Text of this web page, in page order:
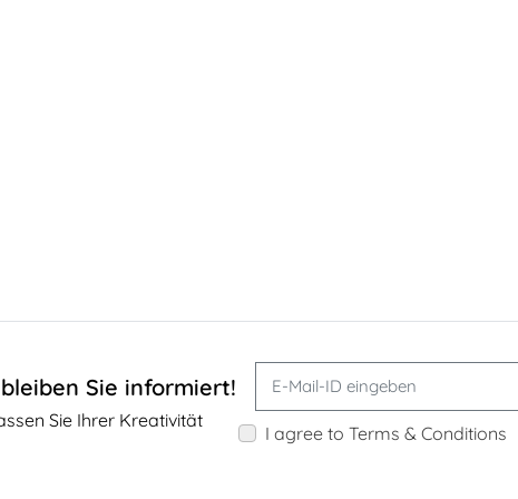
Sie informiert!
Sie Ihrer Kreativität
I agree to Terms & Conditions